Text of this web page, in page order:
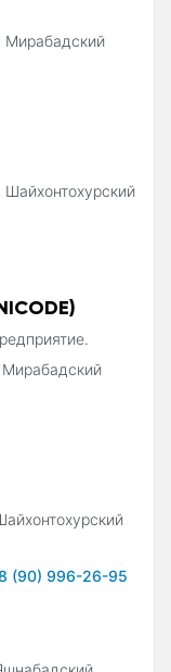
Мирабадский
Шайхонтохурский
Мирабадский
(90) 996-26-95